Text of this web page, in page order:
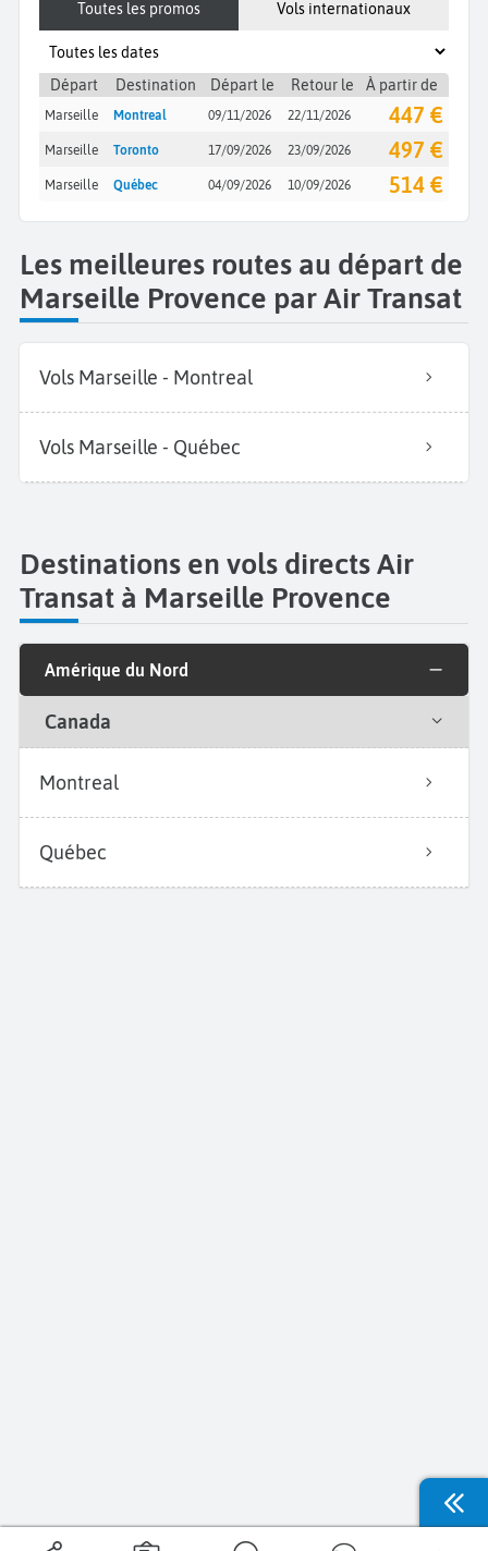
Toutes les promos Vols internationaux
Départ Destination Départ le Retour le À partir de
Marseille Montreal 09/11/2026 22/11/2026 447 €
Marseille Toronto 17/09/2026 23/09/2026 497 €
Marseille Québec 04/09/2026 10/09/2026 514 €
Les meilleures routes au départ de
Marseille Provence par Air Transat
Vols Marseille - Montreal
Vols Marseille - Québec
Destinations en vols directs Air
Transat à Marseille Provence
Amérique du Nord
Canada
Montreal
Québec